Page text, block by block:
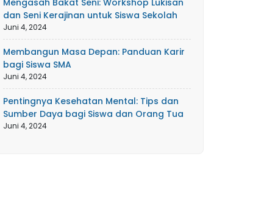
Mengasah Bakat Seni: Workshop Lukisan
dan Seni Kerajinan untuk Siswa Sekolah
Juni 4, 2024
Membangun Masa Depan: Panduan Karir
bagi Siswa SMA
Juni 4, 2024
Pentingnya Kesehatan Mental: Tips dan
Sumber Daya bagi Siswa dan Orang Tua
Juni 4, 2024